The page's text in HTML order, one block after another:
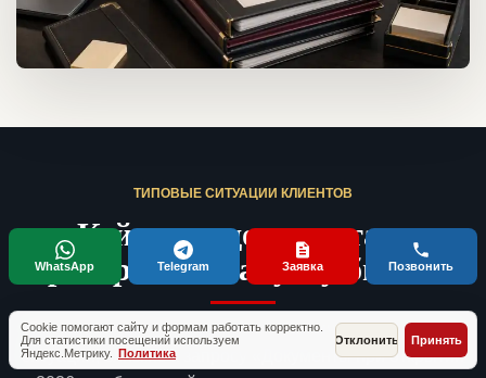
ТИПОВЫЕ СИТУАЦИИ КЛИЕНТОВ
Кейсы по документам,
проверкам и запуску бизнеса
Без имен и fake-отзывов. Это обезличенные рабочие
ситуации, близкие к запросу «Документы при открытии
Cookie помогают сайту и формам работать корректно.
Для статистики посещений используем
Яндекс.Метрику. Политика
Отклонить Принять
WhatsApp Telegram Заявка Позвонить